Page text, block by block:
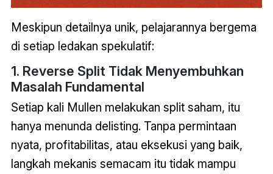
Meskipun detailnya unik, pelajarannya bergema
di setiap ledakan spekulatif:
1. Reverse Split Tidak Menyembuhkan
Masalah Fundamental
Setiap kali Mullen melakukan split saham, itu
hanya menunda delisting. Tanpa permintaan
nyata, profitabilitas, atau eksekusi yang baik,
langkah mekanis semacam itu tidak mampu